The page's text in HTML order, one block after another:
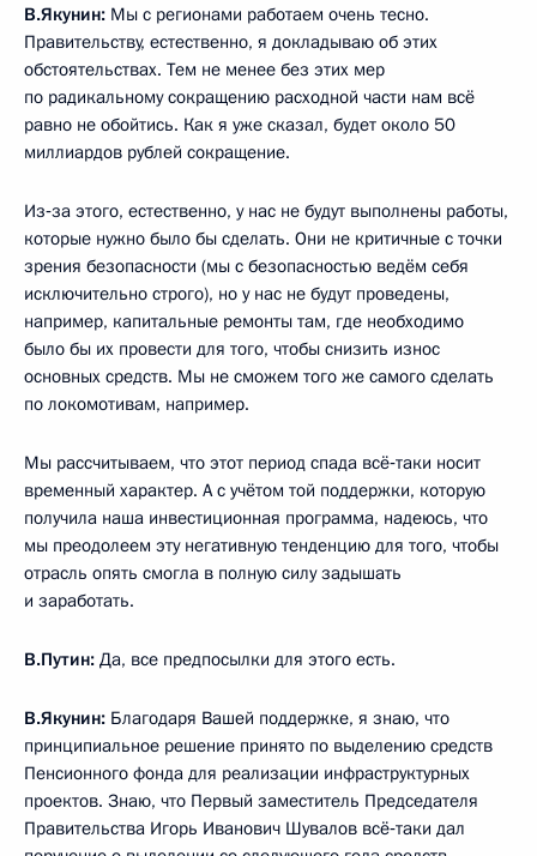
В.Якунин: Мы с регионами работаем очень тесно.
Правительству, естественно, я докладываю об этих
обстоятельствах. Тем не менее без этих мер
по радикальному сокращению расходной части нам всё
равно не обойтись. Как я уже сказал, будет около 50
миллиардов рублей сокращение.
Из‑за этого, естественно, у нас не будут выполнены работы,
которые нужно было бы сделать. Они не критичные с точки
зрения безопасности (мы с безопасностью ведём себя
исключительно строго), но у нас не будут проведены,
например, капитальные ремонты там, где необходимо
было бы их провести для того, чтобы снизить износ
основных средств. Мы не сможем того же самого сделать
по локомотивам, например.
Мы рассчитываем, что этот период спада всё‑таки носит
временный характер. А с учётом той поддержки, которую
получила наша инвестиционная программа, надеюсь, что
мы преодолеем эту негативную тенденцию для того, чтобы
отрасль опять смогла в полную силу задышать
и заработать.
В.Путин: Да, все предпосылки для этого есть.
В.Якунин: Благодаря Вашей поддержке, я знаю, что
принципиальное решение принято по выделению средств
Пенсионного фонда для реализации инфраструктурных
проектов. Знаю, что Первый заместитель Председателя
Правительства Игорь Иванович Шувалов всё‑таки дал